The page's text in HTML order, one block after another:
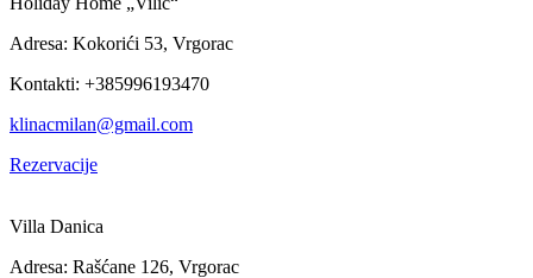
Adresa: Kokorići 53, Vrgorac
Kontakti: +385996193470
klinacmilan@gmail.com
Rezervacije
Villa Danica
Adresa: Rašćane 126, Vrgorac